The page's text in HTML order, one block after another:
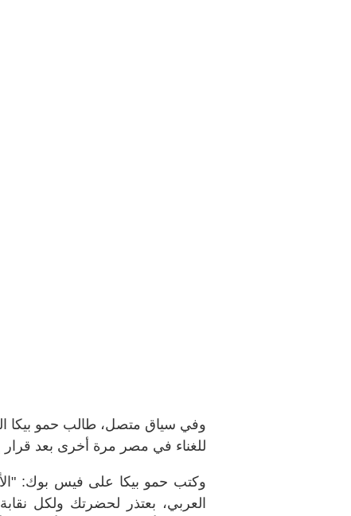
وفي سياق متصل، طالب حمو بيكا
للغناء في مصر مرة أخرى بعد قرار
وكتب حمو بيكا على فيس بوك:
العربي، بعتذر لحضرتك ولكل